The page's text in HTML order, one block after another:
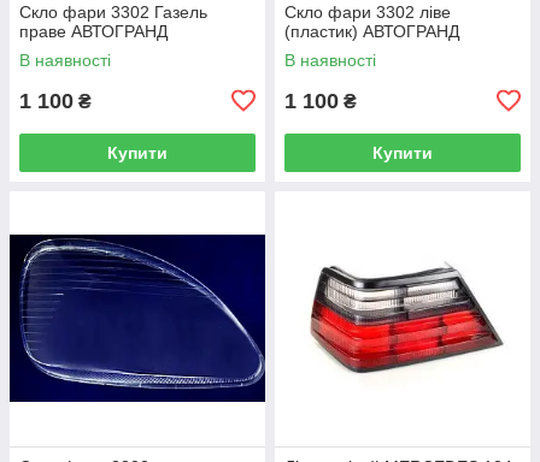
Скло фари 3302 Газель
праве АВТОГРАНД
В наявності
1 100 ₴
Купити
Скло фари 3302 ліве
(пластик) АВТОГРАНД
В наявності
1 100 ₴
Купити